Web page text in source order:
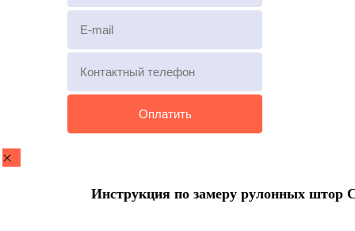
Инструкция по замеру рулонных штор